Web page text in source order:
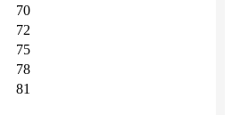
70
72
75
78
81